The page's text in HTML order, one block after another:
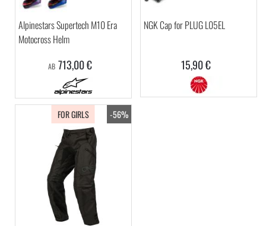
Alpinestars Supertech M10 Era
Motocross Helm
AB 713,00 €
NGK Cap for PLUG L05EL
15,90 €
-56%
FOR GIRLS